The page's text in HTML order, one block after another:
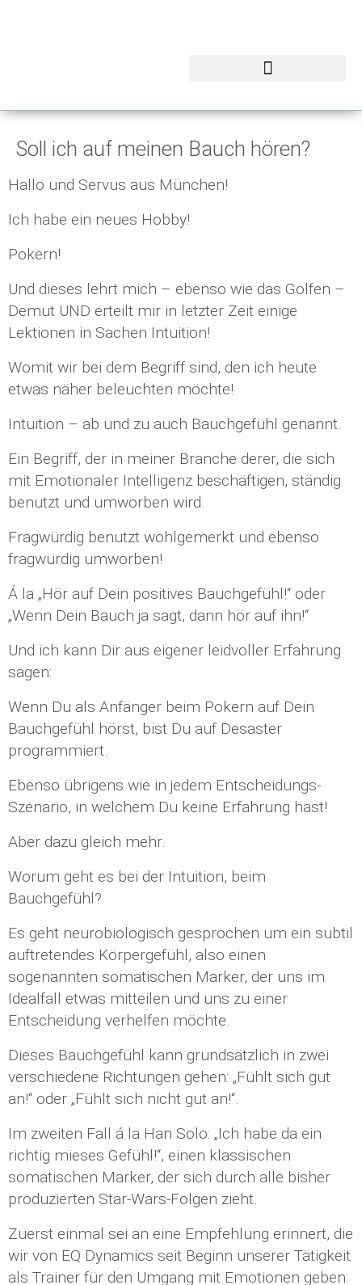
Soll ich auf meinen Bauch hören?
Hallo und Servus aus München!
Ich habe ein neues Hobby!
Pokern!
Und dieses lehrt mich – ebenso wie das Golfen –
Demut UND erteilt mir in letzter Zeit einige
Lektionen in Sachen Intuition!
Womit wir bei dem Begriff sind, den ich heute
etwas näher beleuchten möchte!
Intuition – ab und zu auch Bauchgefühl genannt.
Ein Begriff, der in meiner Branche derer, die sich
mit Emotionaler Intelligenz beschäftigen, ständig
benutzt und umworben wird.
Fragwürdig benutzt wohlgemerkt und ebenso
fragwürdig umworben!
Á la „Hör auf Dein positives Bauchgefühl!“ oder
„Wenn Dein Bauch ja sagt, dann hör auf ihn!“
Und ich kann Dir aus eigener leidvoller Erfahrung
sagen:
Wenn Du als Anfänger beim Pokern auf Dein
Bauchgefühl hörst, bist Du auf Desaster
programmiert.
Ebenso übrigens wie in jedem Entscheidungs-
Szenario, in welchem Du keine Erfahrung hast!
Aber dazu gleich mehr.
Worum geht es bei der Intuition, beim
Bauchgefühl?
Es geht neurobiologisch gesprochen um ein subtil
auftretendes Körpergefühl, also einen
sogenannten somatischen Marker, der uns im
Idealfall etwas mitteilen und uns zu einer
Entscheidung verhelfen möchte.
Dieses Bauchgefühl kann grundsätzlich in zwei
verschiedene Richtungen gehen: „Fühlt sich gut
an!“ oder „Fühlt sich nicht gut an!“.
Im zweiten Fall á la Han Solo: „Ich habe da ein
richtig mieses Gefühl!“, einen klassischen
somatischen Marker, der sich durch alle bisher
produzierten Star-Wars-Folgen zieht.
Zuerst einmal sei an eine Empfehlung erinnert, die
wir von EQ Dynamics seit Beginn unserer Tätigkeit
als Trainer für den Umgang mit Emotionen geben: